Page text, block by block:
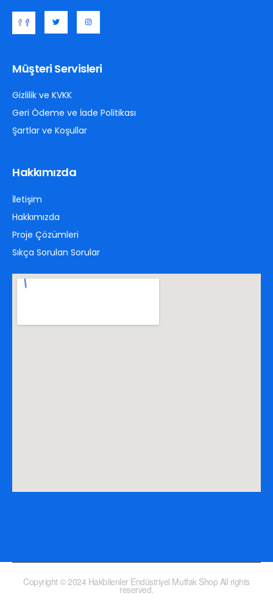
Müşteri Servisleri
Gizlilik ve KVKK
Geri Ödeme ve İade Politikası
Şartlar ve Koşullar
Hakkımızda
İletişim
Hakkımızda
Proje Çözümleri
Sıkça Sorulan Sorular
Copyright © 2024 Hakbilenler Endüstriyel Mutfak Shop All rights
reserved.